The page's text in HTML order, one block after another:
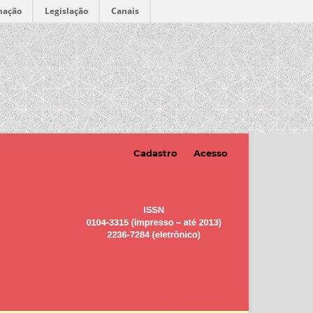
Legislação Canais
Cadastro Acesso